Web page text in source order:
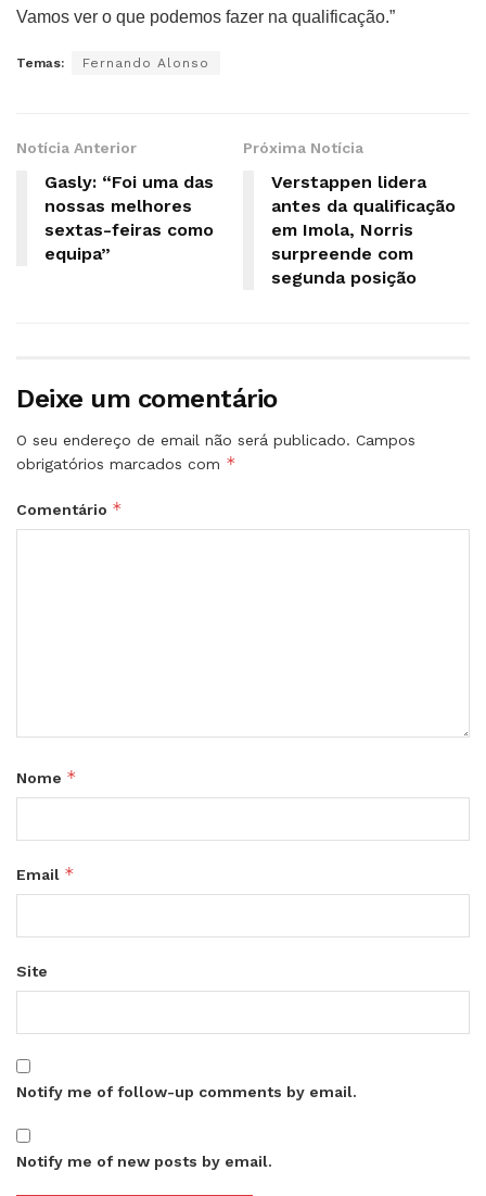
Vamos ver o que podemos fazer na qualificação.”
Temas: Fernando Alonso
Notícia Anterior
Gasly: “Foi uma das
nossas melhores
sextas-feiras como
equipa”
Próxima Notícia
Verstappen lidera
antes da qualificação
em Imola, Norris
surpreende com
segunda posição
Deixe um comentário
O seu endereço de email não será publicado. Campos
obrigatórios marcados com *
Comentário *
Nome *
Email *
Site
Notify me of follow-up comments by email.
Notify me of new posts by email.